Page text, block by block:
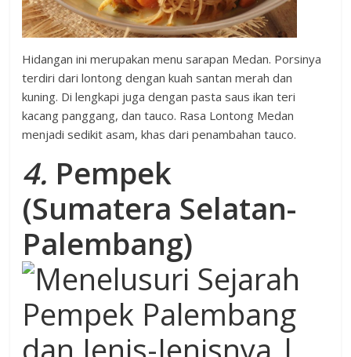
Hidangan ini merupakan menu sarapan Medan. Porsinya
terdiri dari lontong dengan kuah santan merah dan
kuning. Di lengkapi juga dengan pasta saus ikan teri
kacang panggang, dan tauco. Rasa Lontong Medan
menjadi sedikit asam, khas dari penambahan tauco.
4. Pempek
(Sumatera Selatan-
Palembang)